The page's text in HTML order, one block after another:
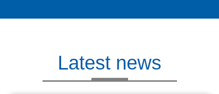
Latest news